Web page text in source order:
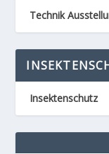
Technik
Insektenschutz